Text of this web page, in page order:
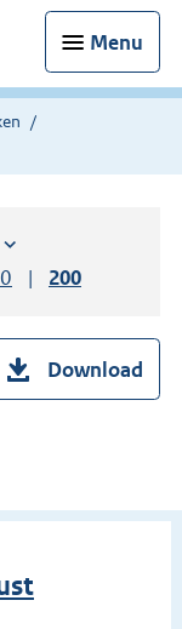
Menu
op:
oplopend
pagina
per pagina
resultaten per
Toon
200
Download